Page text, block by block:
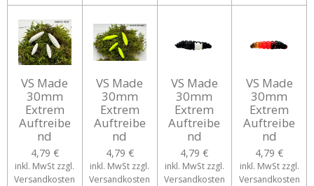
VS Made
30mm
Extrem
Auftreibe
nd
4,79 €
inkl. MwSt zzgl.
Versandkosten
VS Made
30mm
Extrem
Auftreibe
nd
4,79 €
inkl. MwSt zzgl.
Versandkosten
VS Made
30mm
Extrem
Auftreibe
nd
4,79 €
inkl. MwSt zzgl.
Versandkosten
VS Made
30mm
Extrem
Auftreibe
nd
4,79 €
inkl. MwSt zzgl.
Versandkosten